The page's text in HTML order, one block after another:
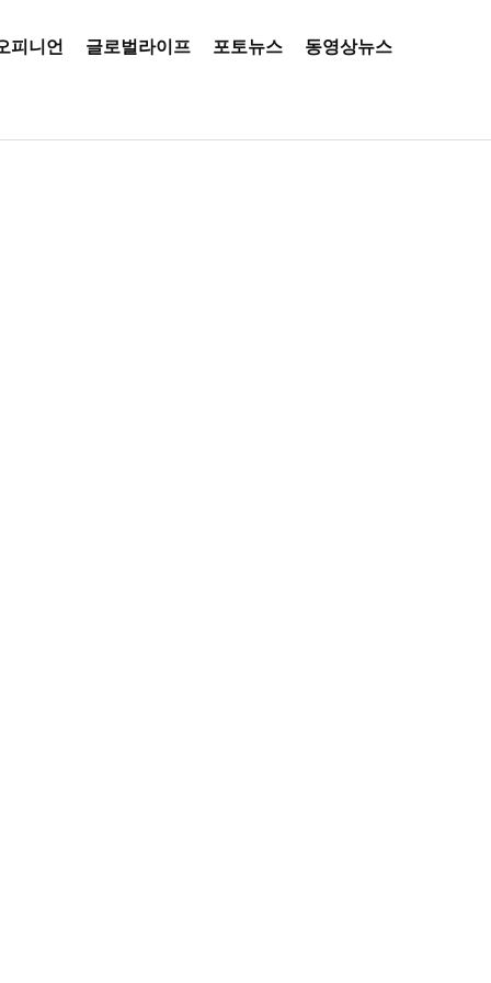
피니언 글로벌라이프 포토뉴스 동영상뉴스